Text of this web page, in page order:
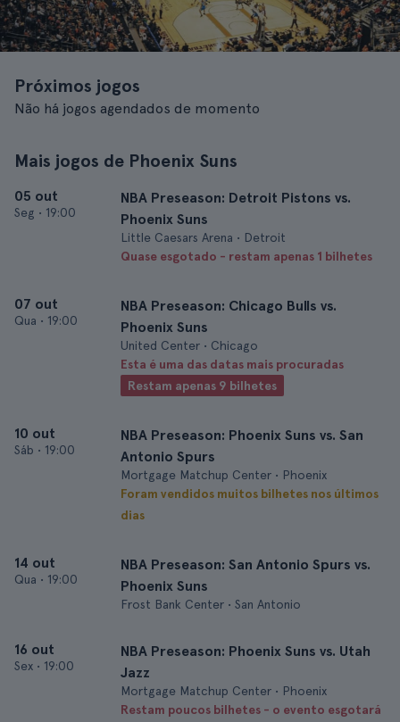
Próximos jogos
Não há jogos agendados de momento
Mais jogos de Phoenix Suns
05 out
Seg • 19:00
NBA Preseason: Detroit Pistons vs.
Phoenix Suns
Little Caesars Arena • Detroit
Quase esgotado - restam apenas 1 bilhetes
07 out
Qua • 19:00
NBA Preseason: Chicago Bulls vs.
Phoenix Suns
United Center • Chicago
Esta é uma das datas mais procuradas
Restam apenas 9 bilhetes
10 out
Sáb • 19:00
NBA Preseason: Phoenix Suns vs. San
Antonio Spurs
Mortgage Matchup Center • Phoenix
Foram vendidos muitos bilhetes nos últimos
dias
14 out
Qua • 19:00
NBA Preseason: San Antonio Spurs vs.
Phoenix Suns
Frost Bank Center • San Antonio
16 out
Sex • 19:00
NBA Preseason: Phoenix Suns vs. Utah
Jazz
Mortgage Matchup Center • Phoenix
Restam poucos bilhetes - o evento esgotará